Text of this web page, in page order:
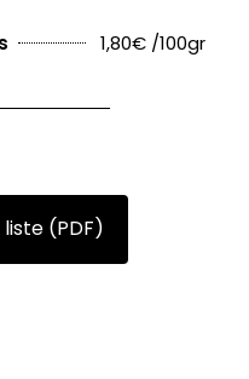
1,80€ /100gr
(PDF)